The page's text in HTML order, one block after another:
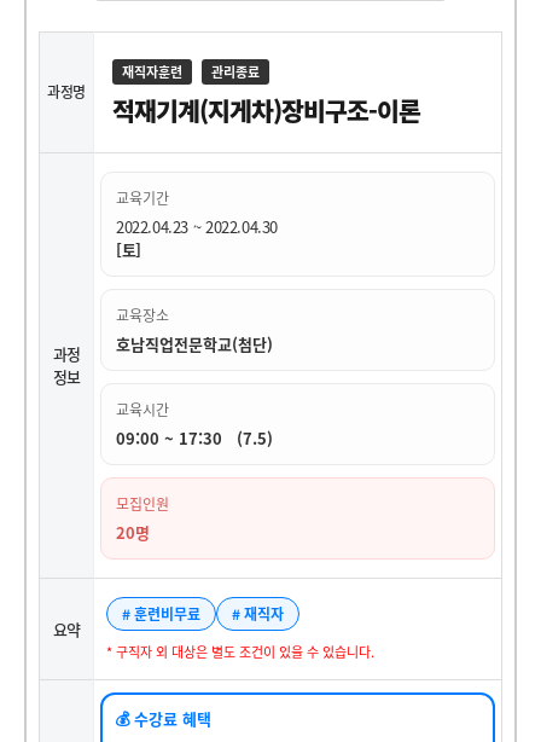
과정명
재직자훈련 관리종료
적재기계(지게차)장비구조-이론
과정
정보
교육기간
2022.04.23 ~ 2022.04.30
[토]
교육장소
호남직업전문학교(첨단)
교육시간
09:00 ~ 17:30 (7.5)
모집인원
20명
요약
# 훈련비무료 # 재직자
* 구직자 외 대상은 별도 조건이 있을 수 있습니다.
💰 수강료 혜택